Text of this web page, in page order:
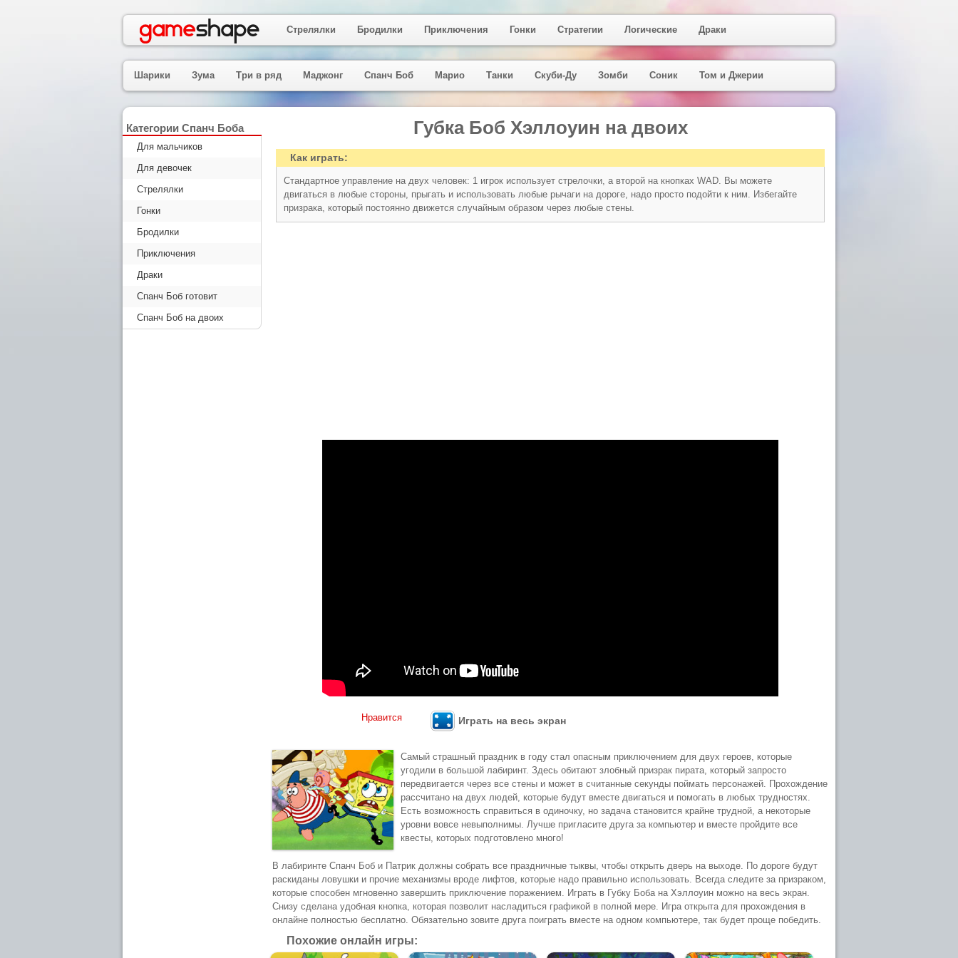
Губка Боб Хэллоуин на двоих
Как играть:
Стандартное управление на двух человек: 1 игрок использует стрелочки, а второй на кнопках WAD. Вы можете
двигаться в любые стороны, прыгать и использовать любые рычаги на дороге, надо просто подойти к ним. Избегайте
призрака, который постоянно движется случайным образом через любые стены.
Нравится Играть на весь экран
Самый страшный праздник в году стал опасным приключением для двух героев, которые
угодили в большой лабиринт. Здесь обитают злобный призрак пирата, который запросто
передвигается через все стены и может в считанные секунды поймать персонажей. Прохождение
рассчитано на двух людей, которые будут вместе двигаться и помогать в любых трудностях.
Есть возможность справиться в одиночку, но задача становится крайне трудной, а некоторые
уровни вовсе невыполнимы. Лучше пригласите друга за компьютер и вместе пройдите все
квесты, которых подготовлено много!
В лабиринте Спанч Боб и Патрик должны собрать все праздничные тыквы, чтобы открыть дверь на выходе. По дороге будут
раскиданы ловушки и прочие механизмы вроде лифтов, которые надо правильно использовать. Всегда следите за призраком,
которые способен мгновенно завершить приключение поражением. Играть в Губку Боба на Хэллоуин можно на весь экран.
Снизу сделана удобная кнопка, которая позволит насладиться графикой в полной мере. Игра открыта для прохождения в
онлайне полностью бесплатно. Обязательно зовите друга поиграть вместе на одном компьютере, так будет проще победить.
Похожие онлайн игры:
Категории Спанч Боба
Для мальчиков
Для девочек
Стрелялки
Гонки
Бродилки
Приключения
Драки
Спанч Боб готовит
Спанч Боб на двоих
Стрелялки Бродилки Приключения Гонки Стратегии Логические Драки
Шарики Зума Три в ряд Маджонг Спанч Боб Марио Танки Скуби-Ду Зомби Соник Том и Джерии